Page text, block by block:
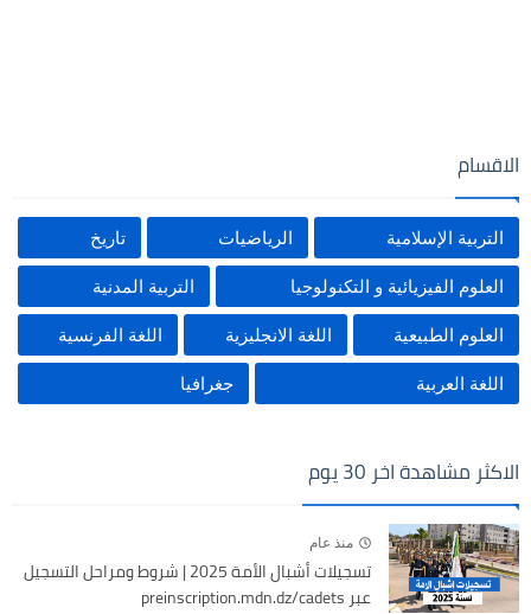
الاقسام
التربية الإسلامية الرياضيات تاريخ
العلوم الفيزيائية و التكنولوجيا التربية المدنية
العلوم الطبيعية اللغة الانجليزية اللغة الفرنسية
اللغة العربية جغرافيا
الاكثر مشاهدة اخر 30 يوم
منذ عام
تسجيلات أشبال الأمة 2025 | شروط ومراحل التسجيل
عبر preinscription.mdn.dz/cadets